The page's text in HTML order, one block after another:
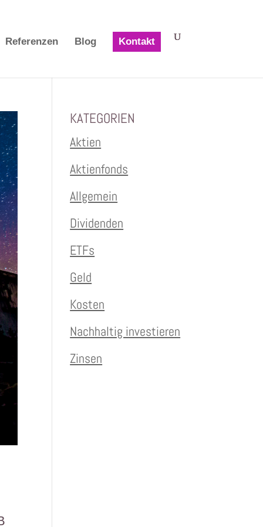
Referenzen Blog Kontakt
KATEGORIEN
Aktien
Aktienfonds
Allgemein
Dividenden
ETFs
Geld
Kosten
Nachhaltig investieren
Zinsen